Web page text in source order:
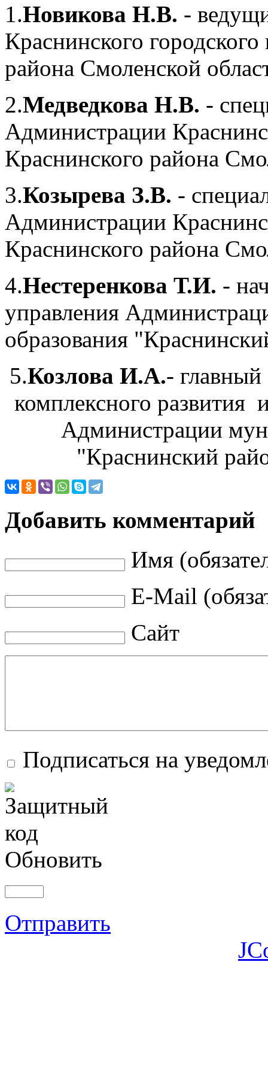
1.Новикова Н.В. -
Краснинского
района Смоленской
2.Медведкова Н.В. -
Администрации
Краснинского района
3.Козырева З.В. -
Администрации
Краснинского района
4.Нестеренкова Т.И. -
управления
образования
5.Козлова И.А.-
комплексного
Администрации
"Краснинский
Добавить комментарий
Имя
E-Mail
Сайт
Подписаться на
Обновить
Отправить